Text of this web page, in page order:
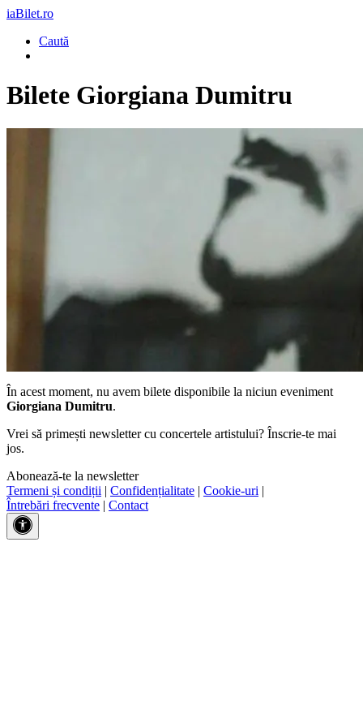
iaBilet.ro
Caută
Bilete Giorgiana Dumitru
În acest moment, nu avem bilete disponibile la niciun eveniment
Giorgiana Dumitru.
Vrei să primești newsletter cu concertele artistului? Înscrie-te mai
jos.
Abonează-te la newsletter
Termeni și condiții | Confidențialitate | Cookie-uri |
Întrebări frecvente | Contact